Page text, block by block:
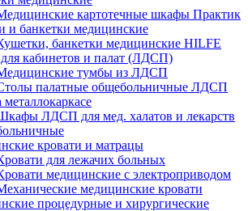
картотечные шкафы Практик
и банкетки медицинские
банкетки медицинские HILFE
кабинетов и палат (ЛДСП)
тумбы из ЛДСП
палатные общебольничные ЛДСП
металлокаркасе
ЛДСП для мед. халатов и лекарств
кровати и матрацы
для лежачих больных
медицинские с электроприводом
медицинские кровати
процедурные и хирургические